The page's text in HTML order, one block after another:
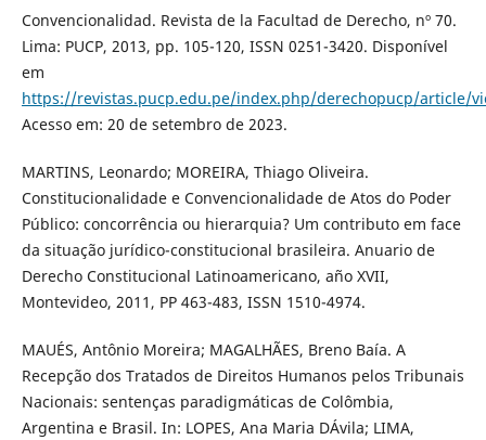
Convencionalidad. Revista de la Facultad de Derecho, nº 70.
Lima: PUCP, 2013, pp. 105-120, ISSN 0251-3420. Disponível
em
https://revistas.pucp.edu.pe/index.php/derechopucp/article/
Acesso em: 20 de setembro de 2023.
MARTINS, Leonardo; MOREIRA, Thiago Oliveira.
Constitucionalidade e Convencionalidade de Atos do Poder
Público: concorrência ou hierarquia? Um contributo em face
da situação jurídico-constitucional brasileira. Anuario de
Derecho Constitucional Latinoamericano, año XVII,
Montevideo, 2011, PP 463-483, ISSN 1510-4974.
MAUÉS, Antônio Moreira; MAGALHÃES, Breno Baía. A
Recepção dos Tratados de Direitos Humanos pelos Tribunais
Nacionais: sentenças paradigmáticas de Colômbia,
Argentina e Brasil. In: LOPES, Ana Maria DÁvila; LIMA,